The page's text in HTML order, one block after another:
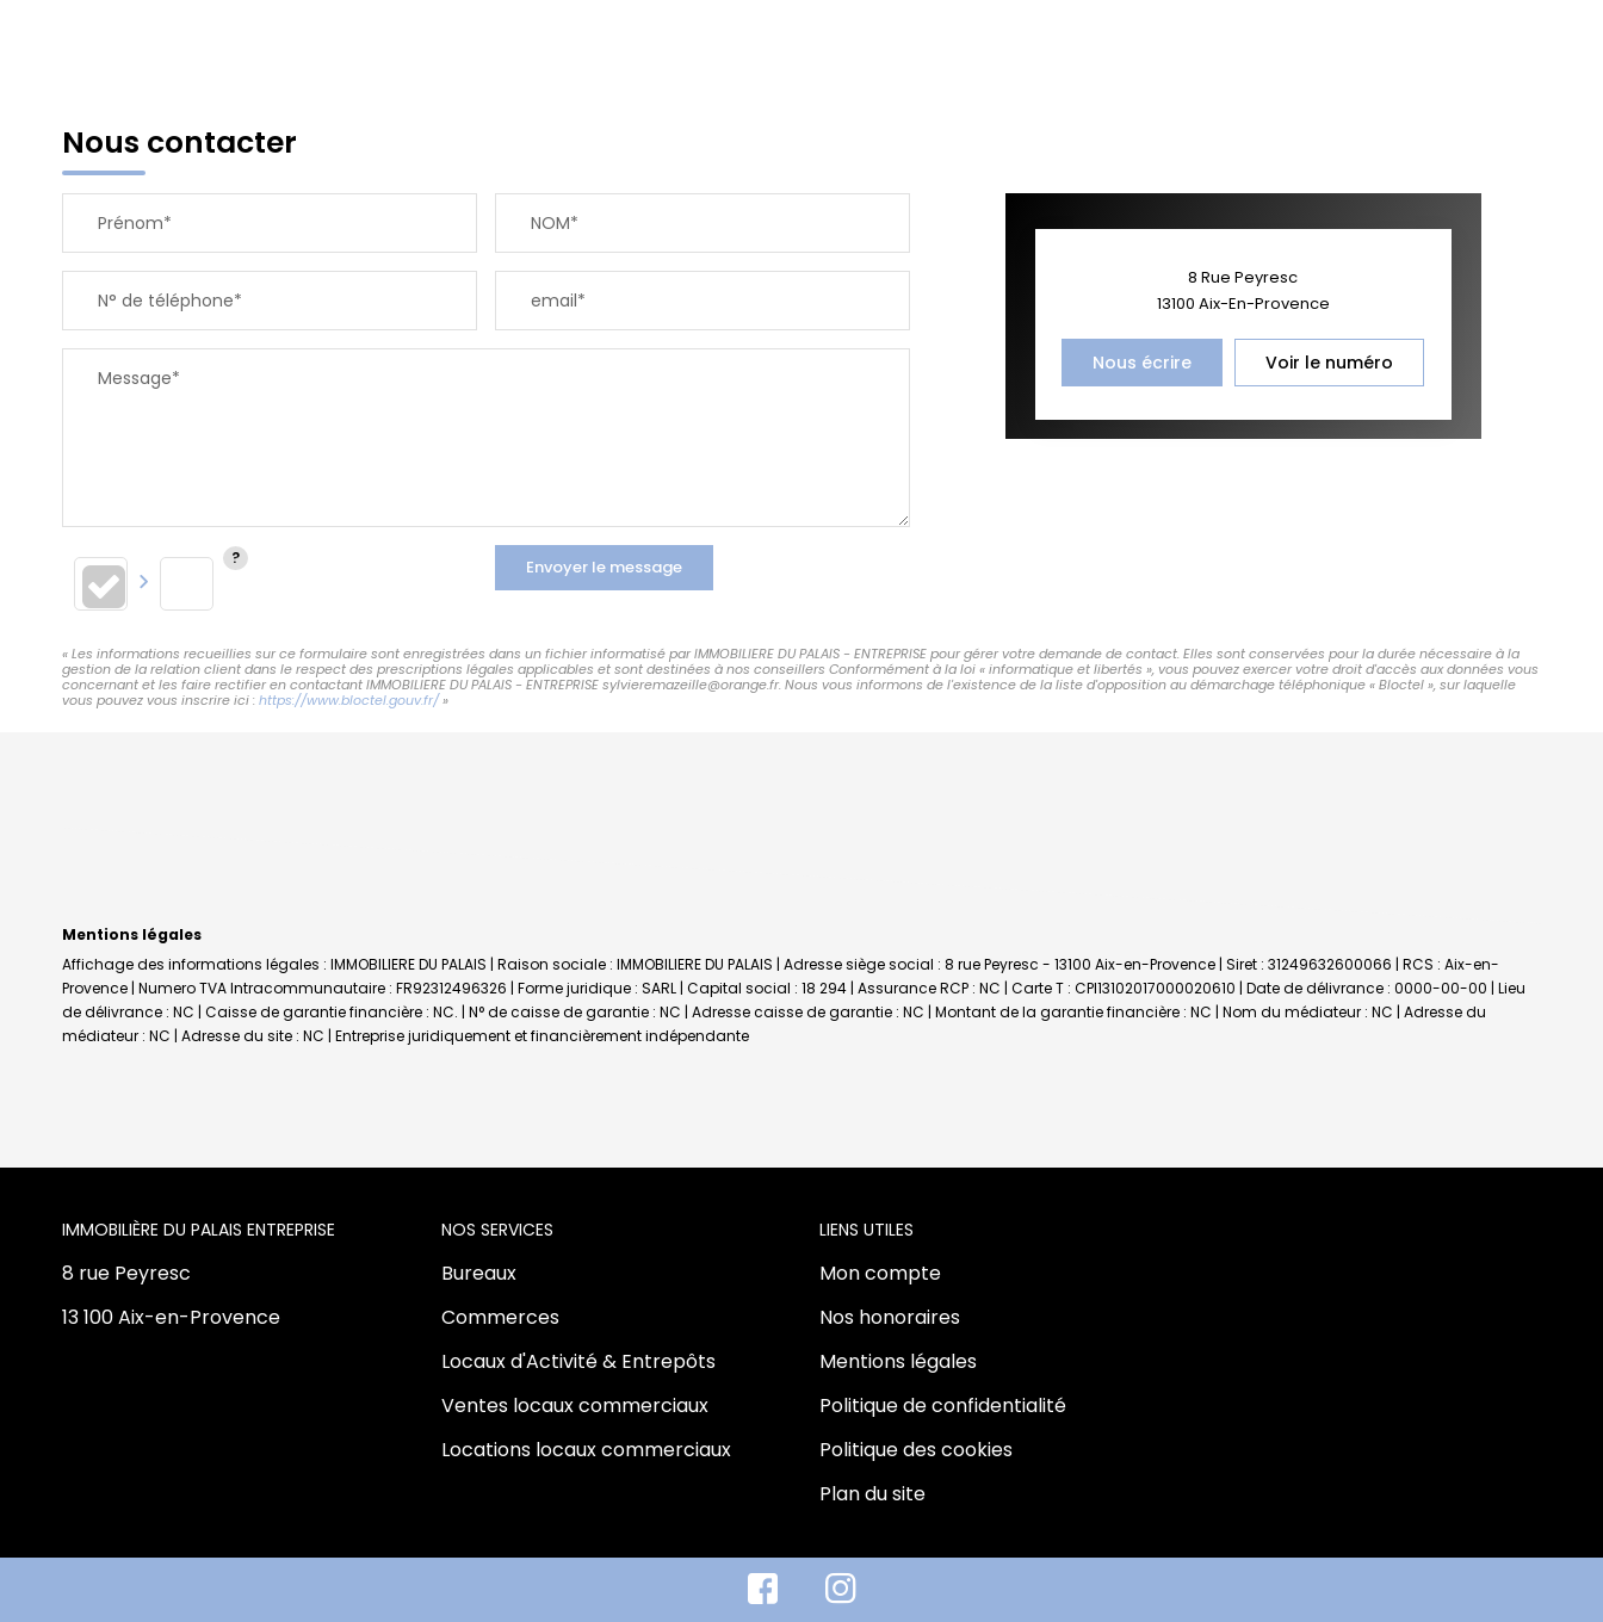
Nous contacter
Prénom* NOM*
N° de téléphone* email*
Message*
Envoyer le message
8 Rue Peyresc
13100 Aix-En-Provence
Nous écrire Voir le numéro
« Les informations recueillies sur ce formulaire sont enregistrées dans un fichier informatisé par IMMOBILIERE DU PALAIS - ENTREPRISE pour gérer votre demande de contact. Elles sont conservées pour la durée nécessaire à la
gestion de la relation client dans le respect des prescriptions légales applicables et sont destinées à nos conseillers Conformément à la loi « informatique et libertés », vous pouvez exercer votre droit d'accès aux données vous
concernant et les faire rectifier en contactant IMMOBILIERE DU PALAIS - ENTREPRISE sylvieremazeille@orange.fr. Nous vous informons de l'existence de la liste d'opposition au démarchage téléphonique « Bloctel », sur laquelle
vous pouvez vous inscrire ici : https://www.bloctel.gouv.fr/»
Mentions légales
Affichage des informations légales : IMMOBILIERE DU PALAIS | Raison sociale : IMMOBILIERE DU PALAIS | Adresse siège social : 8 rue Peyresc - 13100 Aix-en-Provence | Siret : 31249632600066 | RCS : Aix-en-
Provence | Numero TVA Intracommunautaire : FR92312496326 | Forme juridique : SARL | Capital social : 18 294 | Assurance RCP : NC | Carte T : CPI13102017000020610 | Date de délivrance : 0000-00-00 | Lieu
de délivrance : NC | Caisse de garantie financière : NC. | N° de caisse de garantie : NC | Adresse caisse de garantie : NC | Montant de la garantie financière : NC | Nom du médiateur : NC | Adresse du
médiateur : NC | Adresse du site : NC | Entreprise juridiquement et financièrement indépendante
L'AGENCE
8 rue Peyresc
13 100 Aix-en-Provence
NOS SERVICES
Bureaux
Commerces
Locaux d'Activité & Entrepôts
Ventes locaux commerciaux
Locations locaux commerciaux
LIENS UTILES
Mon compte
Nos honoraires
Mentions légales
Politique de confidentialité
Politique des cookies
Plan du site